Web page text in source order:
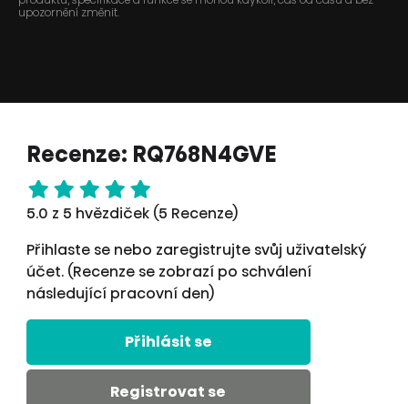
upozornění změnit.
Recenze: RQ768N4GVE
5.0 z 5 hvězdiček (5 Recenze)
Přihlaste se nebo zaregistrujte svůj uživatelský
účet. (Recenze se zobrazí po schválení
následující pracovní den)
Přihlásit se
Registrovat se